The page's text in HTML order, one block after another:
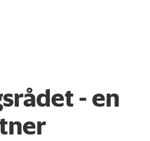
- en